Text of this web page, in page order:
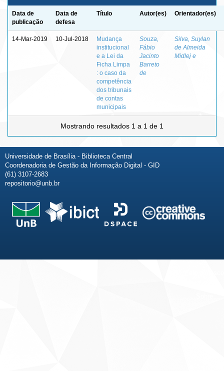
Data de
publicação
Data de
defesa
Título Autor(es) Orientador(es)
14-Mar-2019 10-Jul-2018
Mudança
institucional
e a Lei da
Ficha Limpa
: o caso da
competência
dos tribunais
de contas
municipais
Souza,
Fábio
Jacinto
Barreto
de
Silva, Suylan
de Almeida
Midlej e
Mostrando resultados 1 a 1 de 1
Universidade de Brasília - Biblioteca Central
Coordenadoria de Gestão da Informação Digital - GID
(61) 3107-2683
repositorio@unb.br